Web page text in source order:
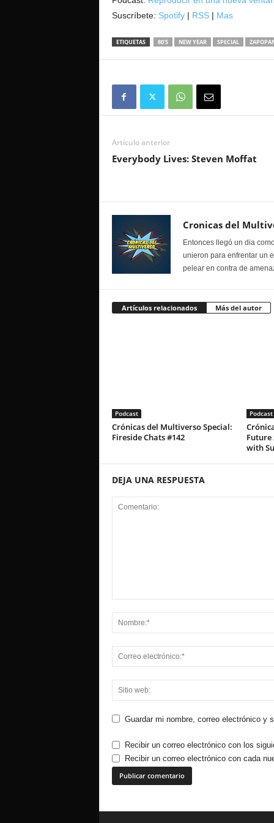
Suscríbete: Spotify| RSS| Mas
ETIQUETAS 80'S NEW YEAR SPECIAL
Artículo anterior
Everybody Lives: Steven Moffat
Cronicas del
Entonces llegó un dia
unieron para enfrentar un
pelear en contra de
Artículos relacionados Más del autor
Podcast
Crónicas del Multiverso Special:
Fireside Chats #142
Podcast
Future
with
DEJA UNA RESPUESTA
Guardar mi nombre, correo electrónico y
Recibir un correo electrónico con los
Recibir un correo electrónico con cada